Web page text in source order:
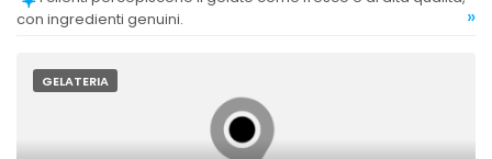
con ingredienti genuini.
»
GELATERIA